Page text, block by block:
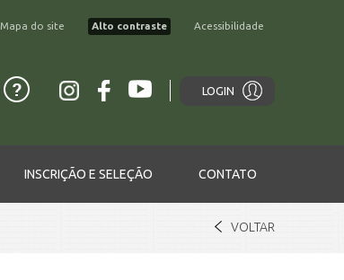
Mapa do site Alto contraste Acessibilidade
LOGIN
INSCRIÇÃO E SELEÇÃO CONTATO
VOLTAR